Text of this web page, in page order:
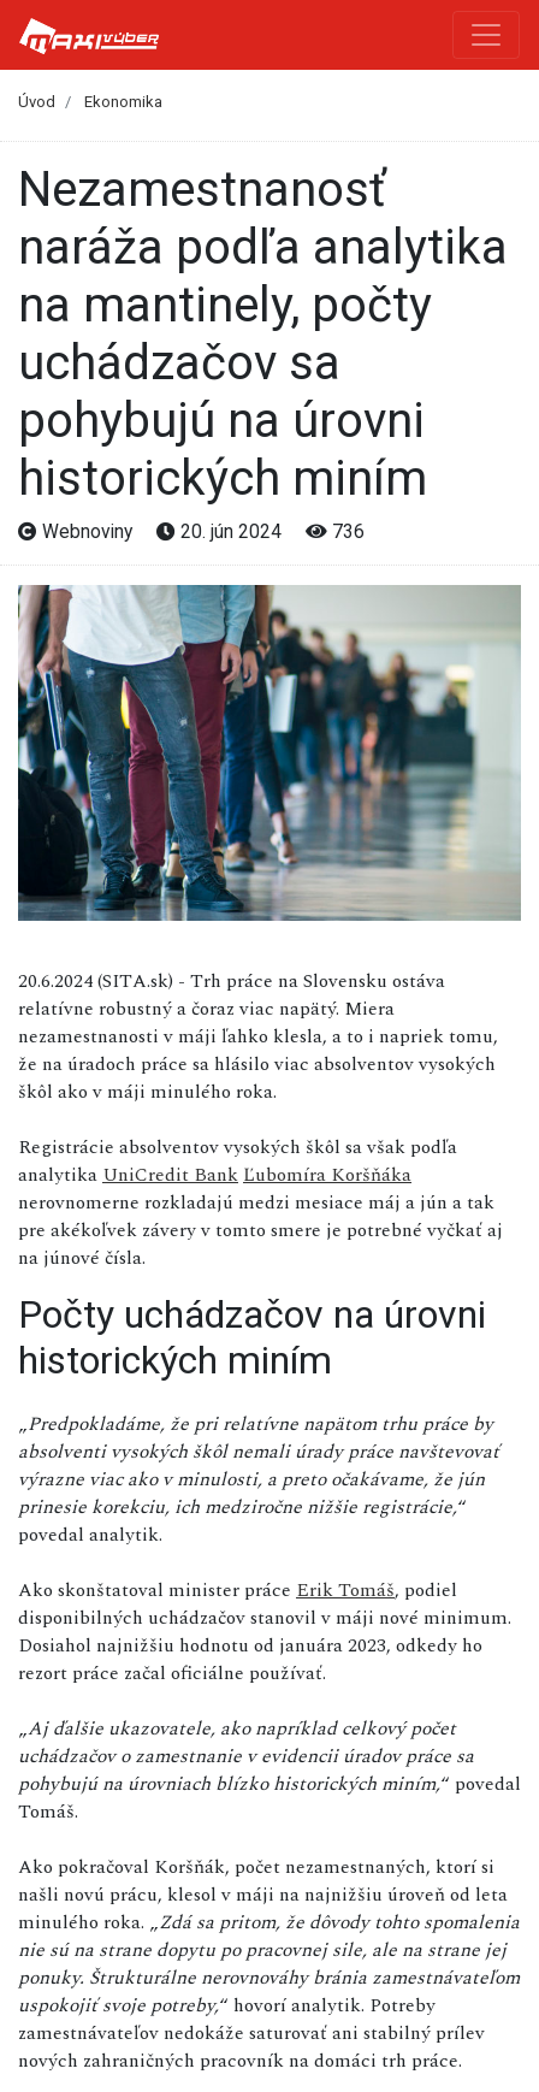
Úvod Ekonomika
Nezamestnanosť
naráža podľa analytika
na mantinely, počty
uchádzačov sa
pohybujú na úrovni
historických miním
Webnoviny 20. jún 2024 736
20.6.2024 (SITA.sk) - Trh práce na Slovensku ostáva
relatívne robustný a čoraz viac napätý. Miera
nezamestnanosti v máji ľahko klesla, a to i napriek tomu,
že na úradoch práce sa hlásilo viac absolventov vysokých
škôl ako v máji minulého roka.
Registrácie absolventov vysokých škôl sa však podľa
analytika UniCredit Bank Ľubomíra Koršňáka
nerovnomerne rozkladajú medzi mesiace máj a jún a tak
pre akékoľvek závery v tomto smere je potrebné vyčkať aj
na júnové čísla.
Počty uchádzačov na úrovni
historických miním
„Predpokladáme, že pri relatívne napätom trhu práce by
absolventi vysokých škôl nemali úrady práce navštevovať
výrazne viac ako v minulosti, a preto očakávame, že jún
prinesie korekciu, ich medziročne nižšie registrácie,“
povedal analytik.
Ako skonštatoval minister práce Erik Tomáš, podiel
disponibilných uchádzačov stanovil v máji nové minimum.
Dosiahol najnižšiu hodnotu od januára 2023, odkedy ho
rezort práce začal oficiálne používať.
„Aj ďalšie ukazovatele, ako napríklad celkový počet
uchádzačov o zamestnanie v evidencii úradov práce sa
pohybujú na úrovniach blízko historických miním,“ povedal
Tomáš.
Ako pokračoval Koršňák, počet nezamestnaných, ktorí si
našli novú prácu, klesol v máji na najnižšiu úroveň od leta
minulého roka. „Zdá sa pritom, že dôvody tohto spomalenia
nie sú na strane dopytu po pracovnej sile, ale na strane jej
ponuky. Štrukturálne nerovnováhy bránia zamestnávateľom
uspokojiť svoje potreby,“ hovorí analytik. Potreby
zamestnávateľov nedokáže saturovať ani stabilný prílev
nových zahraničných pracovník na domáci trh práce.